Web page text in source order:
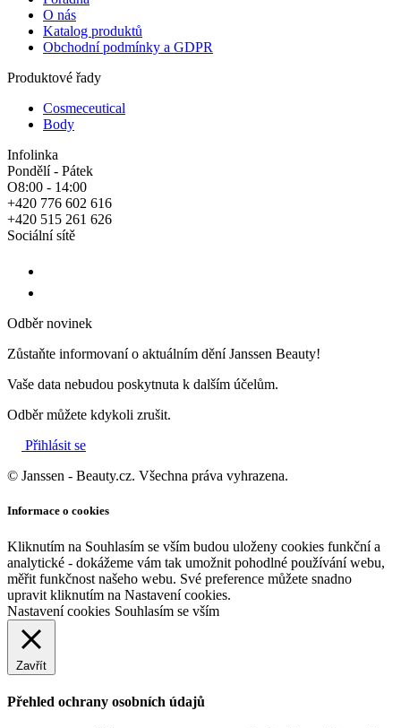
O nás
Katalog produktů
Obchodní podmínky a GDPR
Produktové řady
Cosmeceutical
Body
Infolinka
Pondělí - Pátek
O8:00 - 14:00
+420 776 602 616
+420 515 261 626
Sociální sítě
Odběr novinek
Zůstaňte informovaní o aktuálním dění Janssen Beauty!
Vaše data nebudou poskytnuta k dalším účelům.
Odběr můžete kdykoli zrušit.
Přihlásit se
© Janssen - Beauty.cz. Všechna práva vyhrazena.
Informace o cookies
Kliknutím na Souhlasím se vším budou uloženy cookies funkční a
analytické - dokážeme vám tak umožnit pohodlné používání webu,
měřit funkčnost našeho webu. Své preference můžete snadno
upravit kliknutím na Nastavení cookies.
Nastavení cookies Souhlasím se vším
Zavřít
Přehled ochrany osobních údajů